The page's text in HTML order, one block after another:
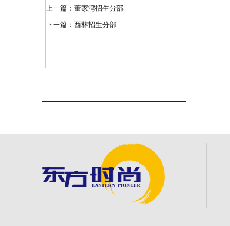
上一篇： 董家湾招生分部
下一篇： 西林招生分部